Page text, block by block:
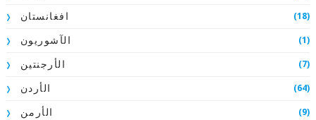
افغانستان (18)
الآشوريون (1)
الأرجنتين (7)
الأردن (64)
الأرمن (9)